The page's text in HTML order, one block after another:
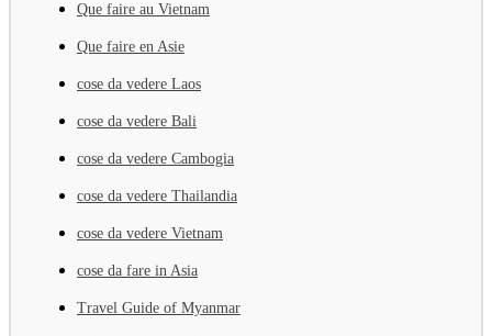
Que faire au Vietnam
Que faire en Asie
cose da vedere Laos
cose da vedere Bali
cose da vedere Cambogia
cose da vedere Thailandia
cose da vedere Vietnam
cose da fare in Asia
Travel Guide of Myanmar